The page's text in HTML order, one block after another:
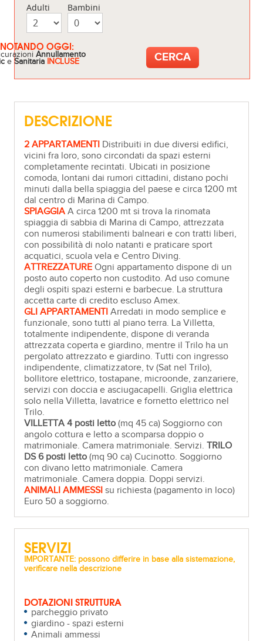
Adulti Bambini
OGGI:
Annullamento
eSanitaria INCLUSE
DESCRIZIONE
2 APPARTAMENTI Distribuiti in due diversi edifici,
vicini fra loro, sono circondati da spazi esterni
completamente recintati. Ubicati in posizione
comoda, lontani dai rumori cittadini, distano pochi
minuti dalla bella spiaggia del paese e circa 1200 mt
dal centro di Marina di Campo.
SPIAGGIA A circa 1200 mt si trova la rinomata
spiaggia di sabbia di Marina di Campo, attrezzata
con numerosi stabilimenti balneari e con tratti liberi,
con possibilità di nolo natanti e praticare sport
acquatici, scuola vela e Centro Diving.
ATTREZZATURE Ogni appartamento dispone di un
posto auto coperto non custodito. Ad uso comune
degli ospiti spazi esterni e barbecue. La struttura
accetta carte di credito escluso Amex.
GLI APPARTAMENTI Arredati in modo semplice e
funzionale, sono tutti al piano terra. La Villetta,
totalmente indipendente, dispone di veranda
attrezzata coperta e giardino, mentre il Trilo ha un
pergolato attrezzato e giardino. Tutti con ingresso
indipendente, climatizzatore, tv (Sat nel Trilo),
bollitore elettrico, tostapane, microonde, zanzariere,
servizi con doccia e asciugacapelli. Griglia elettrica
solo nella Villetta, lavatrice e fornetto elettrico nel
Trilo.
VILLETTA 4 posti letto (mq 45 ca) Soggiorno con
angolo cottura e letto a scomparsa doppio o
matrimoniale. Camera matrimoniale. Servizi.TRILO
DS 6 posti letto (mq 90 ca) Cucinotto. Soggiorno
con divano letto matrimoniale. Camera
matrimoniale. Camera doppia. Doppi servizi.
ANIMALI AMMESSI su richiesta (pagamento in loco)
Euro 50 a soggiorno.
SERVIZI
IMPORTANTE: possono differire in base alla sistemazione,
verificare nella descrizione
DOTAZIONI STRUTTURA
parcheggio privato
giardino - spazi esterni
Animali ammessi